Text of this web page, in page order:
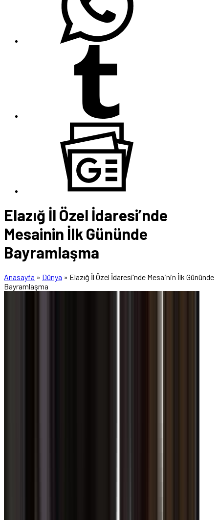
Elazığ İl Özel İdaresi’nde
Mesainin İlk Gününde
Bayramlaşma
Anasayfa » Dünya » Elazığ İl Özel İdaresi’nde Mesainin İlk Gününde
Bayramlaşma